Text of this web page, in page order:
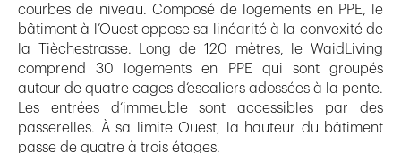
courbes de niveau. Composé de logements en PPE, le
bâtiment à l’Ouest oppose sa linéarité à la convexité de
la Tièchestrasse. Long de 120 mètres, le WaidLiving
comprend 30 logements en PPE qui sont groupés
autour de quatre cages d‘escaliers adossées à la pente.
Les entrées d‘immeuble sont accessibles par des
passerelles. À sa limite Ouest, la hauteur du bâtiment
passe de quatre à trois étages.